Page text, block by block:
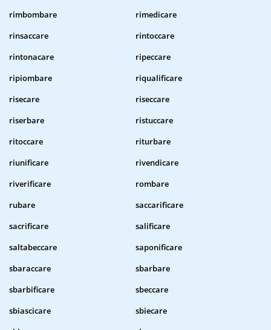
rimbombare
rimedicare
rinsaccare
rintoccare
rintonacare
ripeccare
ripiombare
riqualificare
risecare
riseccare
riserbare
ristuccare
ritoccare
riturbare
riunificare
rivendicare
riverificare
rombare
rubare
saccarificare
sacrificare
salificare
saltabeccare
saponificare
sbaraccare
sbarbare
sbarbificare
sbeccare
sbiascicare
sbiecare